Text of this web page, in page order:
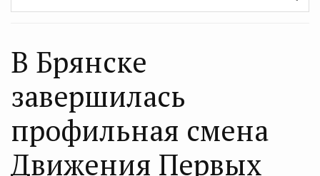
В Брянске
завершилась
профильная смена
Движения Первых